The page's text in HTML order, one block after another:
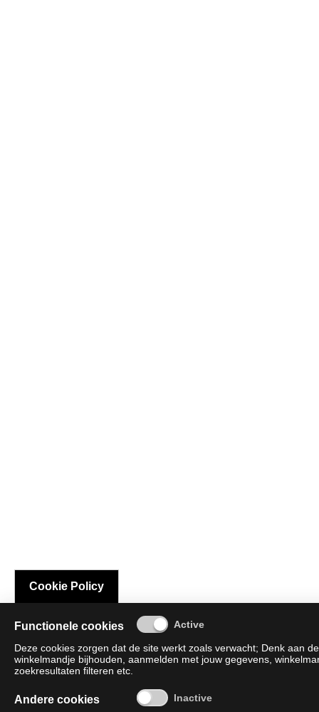
Cookie Policy
Functionele cookies
Deze cookies zorgen dat de site werkt zoals verwacht; Denk aan
winkelmandje bijhouden, aanmelden met jouw gegevens,
zoekresultaten filteren etc.
Andere cookies